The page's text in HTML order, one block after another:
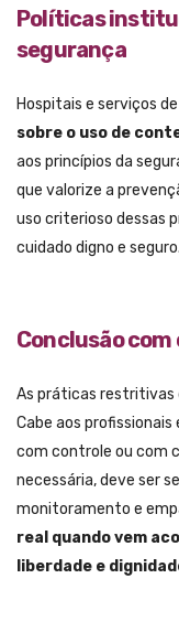
Políticas
segurança
Hospitais e serviços
sobre o uso de
aos princípios da
que valorize a
uso criterioso dessas
cuidado digno e seguro.
Conclusão com
As práticas restritivas
Cabe aos
com controle ou com
necessária, deve ser
monitoramento e
real quando vem
liberdade e